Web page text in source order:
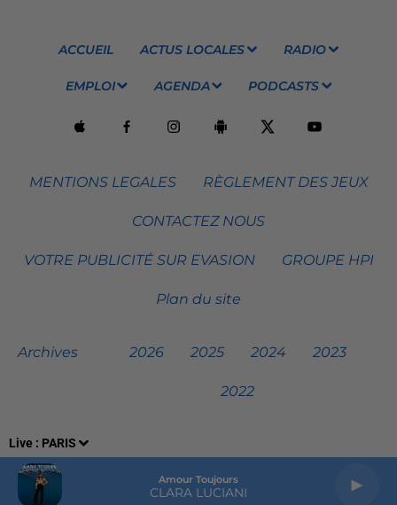
Live : PARIS
Repeat It
ED SHEERAN & MARTIN GARRIX
ACCUEIL ACTUS LOCALES RADIO
EMPLOI AGENDA PODCASTS
MENTIONS LEGALES RÈGLEMENT DES JEUX
CONTACTEZ NOUS
VOTRE PUBLICITÉ SUR EVASION GROUPE HPI
Plan du site
Archives 2026 2025 2024 2023
2022